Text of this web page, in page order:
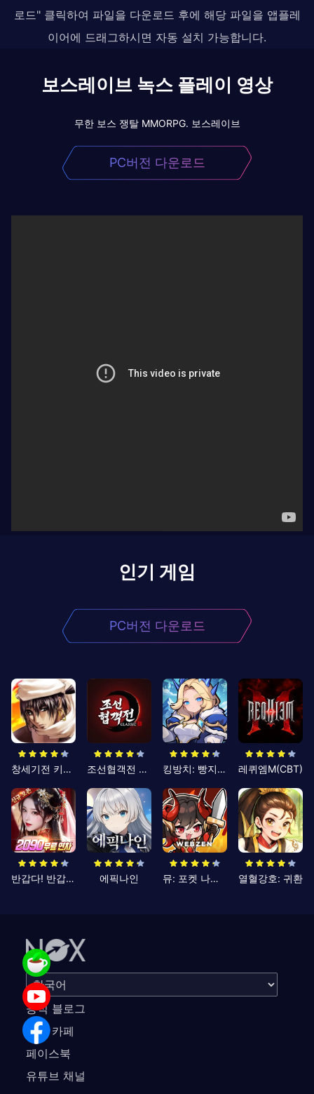
로드" 클릭하여 파일을 다운로드 후에 해당 파일을 앱플레
이어에 드래그하시면 자동 설치 가능합니다.
보스레이브 녹스 플레이 영상
무한 보스 쟁탈 MMORPG. 보스레이브
PC버전 다운로드
인기 게임
PC버전 다운로드
창세기전 키우기 조선협객전 클래식 킹방치: 빵지의 제왕 레퀴엠M(CBT)
반갑다! 반갑삼국지 에픽나인 뮤: 포켓 나이츠 열혈강호: 귀환
공식 블로그
공식 카페
페이스북
유튜브 채널